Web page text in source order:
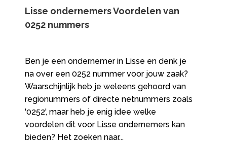
Lisse ondernemers Voordelen van
0252 nummers
Ben je een ondernemer in Lisse en denk je
na over een 0252 nummer voor jouw zaak?
Waarschijnlijk heb je weleens gehoord van
regionummers of directe netnummers zoals
'0252', maar heb je enig idee welke
voordelen dit voor Lisse ondernemers kan
bieden? Het zoeken naar...